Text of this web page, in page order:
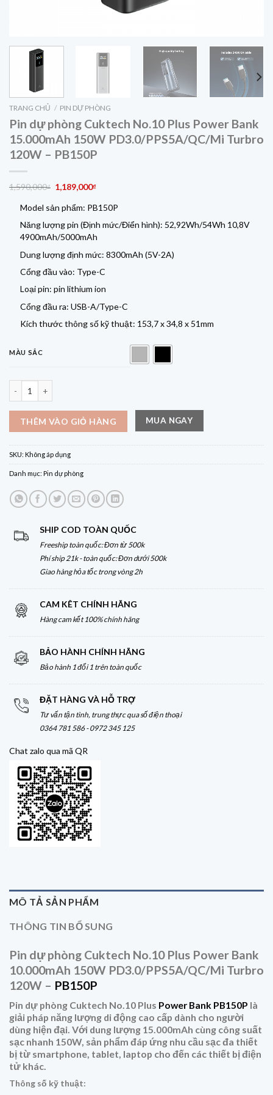
TRANG CHỦ / PIN DỰ PHÒNG
Pin dự phòng Cuktech No.10 Plus Power Bank
15.000mAh 150W PD3.0/PPS5A/QC/Mi Turbro
120W – PB150P
1,590,000₫
Giá
là:
1,590,000₫.
1,189,000₫
tại
là:
1,189,000₫.
Model sản phẩm: PB150P
Năng lượng pin (Định mức/Điển hình): 52,92Wh/54Wh 10,8V
4900mAh/5000mAh
Dung lượng định mức: 8300mAh (5V-2A)
Cổng đầu vào: Type-C
Loại pin: pin lithium ion
Cổng đầu ra: USB-A/Type-C
Kích thước thông số kỹ thuật: 153,7 x 34,8 x 51mm
MÀU SẮC
THÊM VÀO GIỎ HÀNG MUA NGAY
SKU: Không áp dụng
Danh mục: Pin dự phòng
SHIP COD TOÀN QUỐC
Freeship toàn quốc: Đơn từ 500k
Phí ship 21k - toàn quốc: Đơn dưới 500k
Giao hàng hỏa tốc trong vòng 2h
CAM KÊT CHÍNH HÃNG
Hàng cam kết 100% chính hãng
BẢO HÀNH CHÍNH HÃNG
Bảo hành 1 đổi 1 trên toàn quốc
ĐẶT HÀNG VÀ HỖ TRỢ
Tư vấn tận tình, trung thực qua số điện thoại
0364 781 586 - 0972 345 125
Chat zalo qua mã QR
MÔ TẢ SẢN PHẨM
THÔNG TIN BỔ SUNG
Pin dự phòng Cuktech No.10 Plus Power Bank
10.000mAh 150W PD3.0/PPS5A/QC/Mi Turbro
120W – PB150P
Pin dự phòng Cuktech No.10 Plus Power Bank PB150P là
giải pháp năng lượng di động cao cấp dành cho người
dùng hiện đại. Với dung lượng 15.000mAh cùng công suất
sạc nhanh 150W, sản phẩm đáp ứng nhu cầu sạc đa thiết
bị từ smartphone, tablet, laptop cho đến các thiết bị điện
tử khác.
Thông số kỹ thuật: